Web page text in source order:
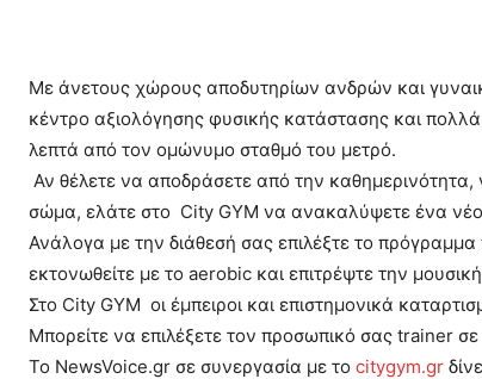
Με άνετους χώρους αποδυτηρίων ανδρών και
κέντρο αξιολόγησης φυσικής κατάστασης και
λεπτά από τον ομώνυμο σταθμό του μετρό.
Αν θέλετε να αποδράσετε από την
σώμα, ελάτε στο City GYM να ανακαλύψετε ένα νέο
Ανάλογα με την διάθεσή σας επιλέξτε το
εκτονωθείτε με το aerobic και επιτρέψτε την
Στο City GYM οι έμπειροι και επιστημονικά
Μπορείτε να επιλέξετε τον προσωπικό σας trainer
Το NewsVoice.gr σε συνεργασία με το citygym.gr